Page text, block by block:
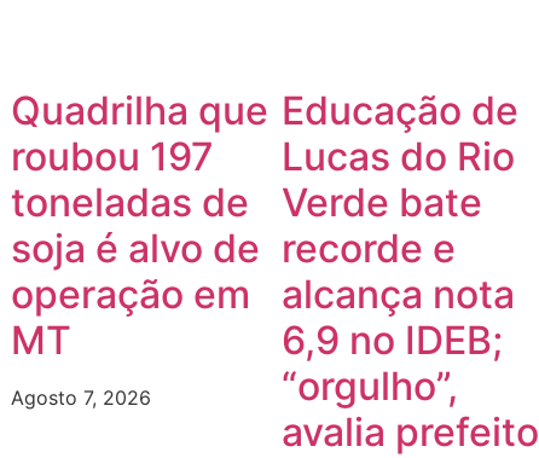
Quadrilha que
roubou 197
toneladas de
soja é alvo de
operação em
MT
Agosto 7, 2026
Educação de
Lucas do Rio
Verde bate
recorde e
alcança nota
6,9 no IDEB;
“orgulho”,
avalia prefeito